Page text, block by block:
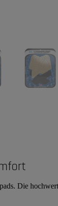
Die